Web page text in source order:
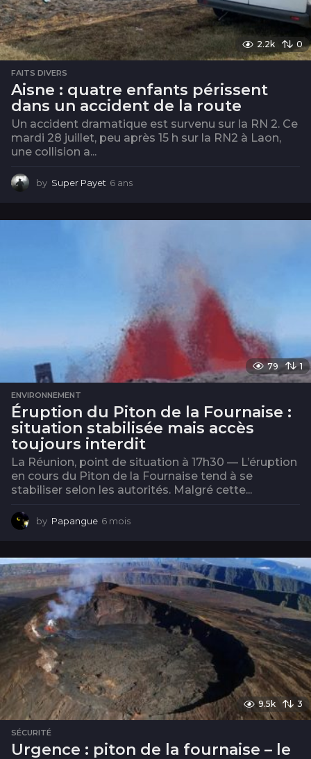
2.2k 0
FAITS DIVERS
Aisne : quatre enfants périssent
dans un accident de la route
Un accident dramatique est survenu sur la RN 2. Ce
mardi 28 juillet, peu après 15 h sur la RN2 à Laon,
une collision a...
by Super Payet 6 ans
s
79 1
ENVIRONNEMENT
Éruption du Piton de la Fournaise :
situation stabilisée mais accès
toujours interdit
La Réunion, point de situation à 17h30 — L’éruption
en cours du Piton de la Fournaise tend à se
stabiliser selon les autorités. Malgré cette...
by Papangue 6 mois
i
s
9.5k 3
SÉCURITÉ
Urgence : piton de la fournaise – le